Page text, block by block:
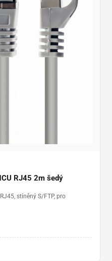
RJ45 2m šedý
stíněný S/FTP, pro